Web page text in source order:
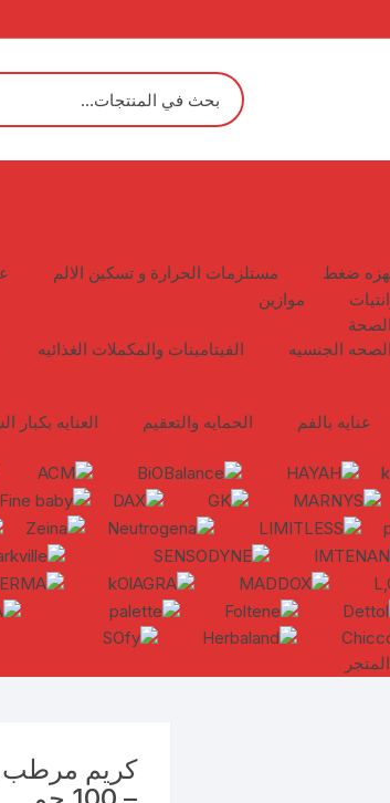
ضغط مستلزمات الحرارة و تسكين الالم
موازين
الصحة
الصحه الجنسيه
الفيتامينات والمكملات الغذائيه
عنايه بالفم الحمايه والتعقيم العنايه بكبار
المتجر
كريم مرطب